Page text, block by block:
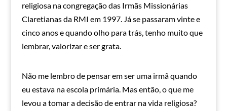
religiosa na congregação das Irmãs Missionárias
Claretianas da RMI em 1997. Já se passaram vinte e
cinco anos e quando olho para trás, tenho muito que
lembrar, valorizar e ser grata.
Não me lembro de pensar em ser uma irmã quando
eu estava na escola primária. Mas então, o que me
levou a tomar a decisão de entrar na vida religiosa?